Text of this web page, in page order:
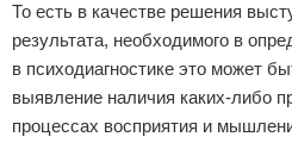
То есть в качестве решения
результата, необходимого в
в психодиагностике это может
выявление наличия каких-либо
процессах восприятия и